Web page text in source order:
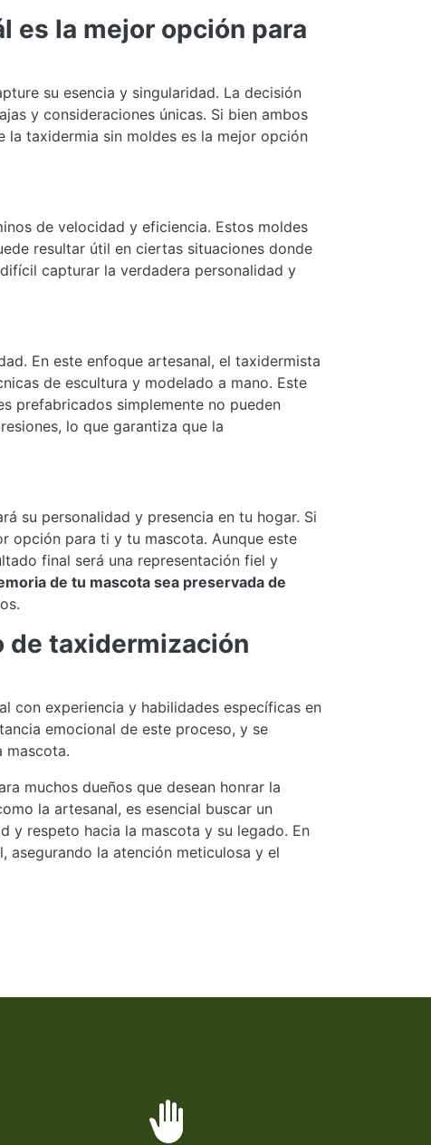
es la mejor opción para
su esencia y singularidad. La decisión
y consideraciones únicas. Si bien ambos
la taxidermia sin moldes es la mejor opción
de velocidad y eficiencia. Estos moldes
resultar útil en ciertas situaciones donde
capturar la verdadera personalidad y
En este enfoque artesanal, el taxidermista
de escultura y modelado a mano. Este
prefabricados simplemente no pueden
lo que garantiza que la
su personalidad y presencia en tu hogar. Si
opción para ti y tu mascota. Aunque este
final será una representación fiel y
de tu mascota sea preservada de
de taxidermización
con experiencia y habilidades específicas en
emocional de este proceso, y se
mascota.
muchos dueños que desean honrar la
la artesanal, es esencial buscar un
y respeto hacia la mascota y su legado. En
asegurando la atención meticulosa y el
back_hand